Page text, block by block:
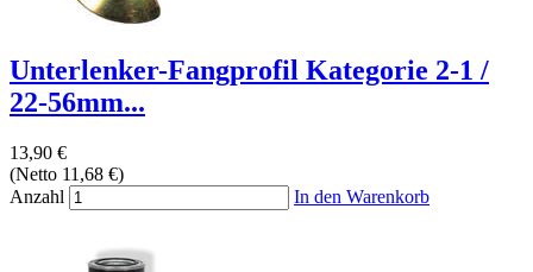
Unterlenker-Fangprofil Kategorie 2-1 /
22-56mm...
13,90 €
(Netto 11,68 €)
Anzahl
In den Warenkorb